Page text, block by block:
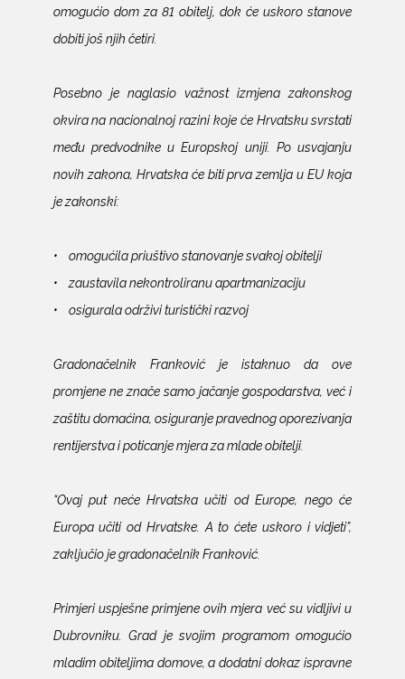
omogućio dom za 81 obitelj, dok će uskoro stanove
dobiti još njih četiri.
Posebno je naglasio važnost izmjena zakonskog
okvira na nacionalnoj razini koje će Hrvatsku svrstati
među predvodnike u Europskoj uniji. Po usvajanju
novih zakona, Hrvatska će biti prva zemlja u EU koja
je zakonski:
• omogućila priuštivo stanovanje svakoj obitelji
• zaustavila nekontroliranu apartmanizaciju
• osigurala održivi turistički razvoj
Gradonačelnik Franković je istaknuo da ove
promjene ne znače samo jačanje gospodarstva, već i
zaštitu domaćina, osiguranje pravednog oporezivanja
rentijerstva i poticanje mjera za mlade obitelji.
“Ovaj put neće Hrvatska učiti od Europe, nego će
Europa učiti od Hrvatske. A to ćete uskoro i vidjeti”,
zaključio je gradonačelnik Franković.
Primjeri uspješne primjene ovih mjera već su vidljivi u
Dubrovniku. Grad je svojim programom omogućio
mladim obiteljima domove, a dodatni dokaz ispravne